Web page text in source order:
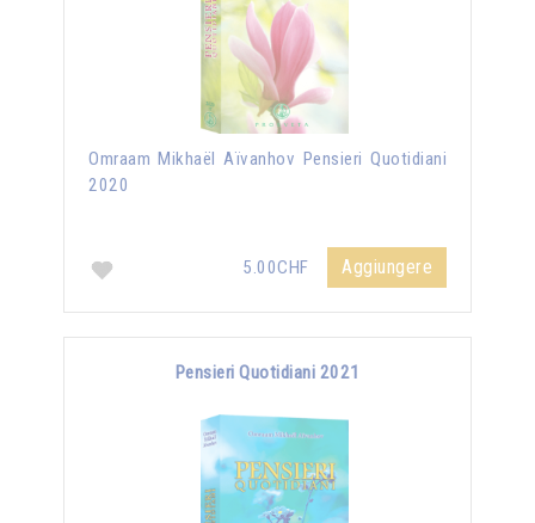
Omraam Mikhaël Aïvanhov Pensieri Quotidiani
2020
5.00CHF Aggiungere
Pensieri Quotidiani 2021